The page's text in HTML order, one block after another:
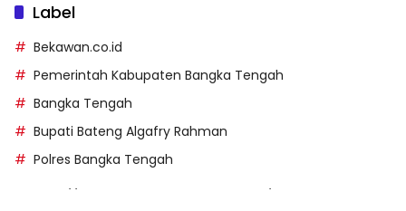
Label
Bekawan.co.id
Pemerintah Kabupaten Bangka Tengah
Bangka Tengah
Bupati Bateng Algafry Rahman
Polres Bangka Tengah